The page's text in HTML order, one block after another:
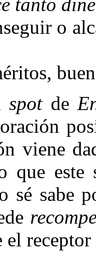
tanto
o
spot de
viene
que
sé sabe